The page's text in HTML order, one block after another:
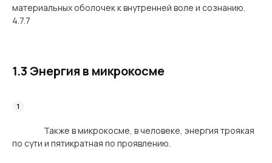
материальных оболочек к внутренней воле и сознанию.
4.7.7
1.3 Энергия в микрокосме
Также в микрокосме, в человеке, энергия троякая
по сути и пятикратная по проявлению.